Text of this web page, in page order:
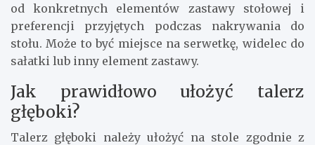
od konkretnych elementów zastawy stołowej i
preferencji przyjętych podczas nakrywania do
stołu. Może to być miejsce na serwetkę, widelec do
sałatki lub inny element zastawy.
Jak prawidłowo ułożyć talerz
głęboki?
Talerz głęboki należy ułożyć na stole zgodnie z